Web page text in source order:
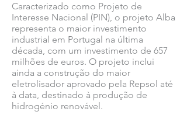
Caracterizado como Projeto de
Interesse Nacional (PIN), o projeto Alba
representa o maior investimento
industrial em Portugal na última
década, com um investimento de 657
milhões de euros. O projeto inclui
ainda a construção do maior
eletrolisador aprovado pela Repsol até
à data, destinado à produção de
hidrogénio renovável.